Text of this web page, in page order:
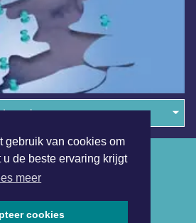
gebruik van cookies om
de beste ervaring krijgt
meer
cookies
regio